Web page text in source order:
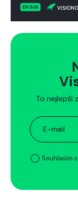
To nejlepší
Souhlasím